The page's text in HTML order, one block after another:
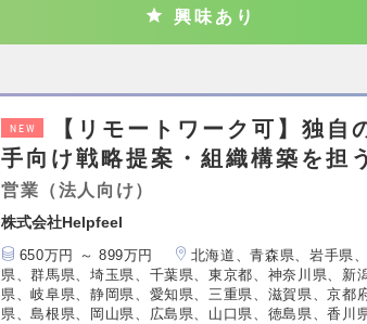
興味あり
NEW
【リモートワーク可】独
手向け戦略提案・組織構築を担
営業（法人向け）
株式会社Helpfeel
650万円 ～ 899万円
北海道、青森県、岩手県
県、群馬県、埼玉県、千葉県、東京都、神奈川県、
県、岐阜県、静岡県、愛知県、三重県、滋賀県、京都
県、島根県、岡山県、広島県、山口県、徳島県、香川